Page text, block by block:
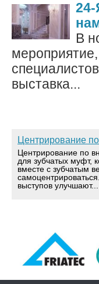
В
выставка...
Центрирование
Центрирование по
для зубчатых муфт,
вместе с зубчатым
выступов улучшают...